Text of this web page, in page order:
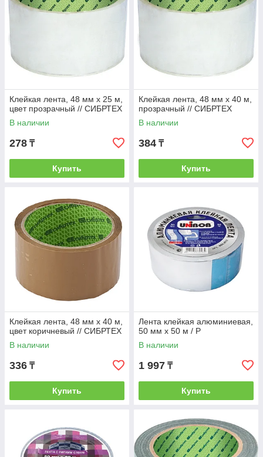
Клейкая лента, 48 мм х 25 м,
цвет прозрачный // СИБРТЕХ
В наличии
278 ₸
Купить
Клейкая лента, 48 мм х 40 м,
прозрачный // СИБРТЕХ
В наличии
384 ₸
Купить
Клейкая лента, 48 мм х 40 м,
цвет коричневый // СИБРТЕХ
В наличии
336 ₸
Купить
Лента клейкая алюминиевая,
50 мм х 50 м / P
В наличии
1 997 ₸
Купить